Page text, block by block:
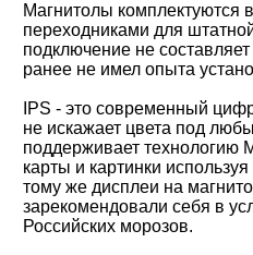
Магнитолы комплектуются
переходниками для
подключение не
ранее не имел опыта
IPS - это современный
не искажает цвета под
поддерживает технологию
карты и картинки
тому же дисплеи на
зарекомендовали себя в
Российских морозов.